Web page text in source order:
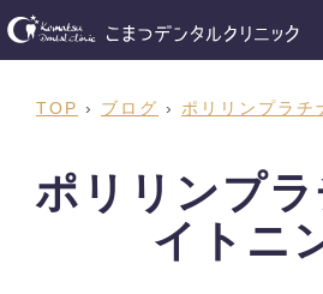
TOP › ブログ › ポリリンプラチ
ポリリンプ
イトニ